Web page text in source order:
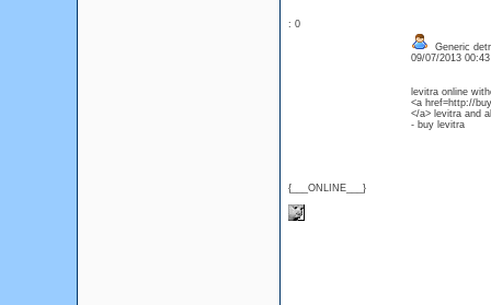
: 0
{___ONLINE___}
Generic
09/07/2013
levitra online
<a href=http://
</a> levitra and
- buy levitra